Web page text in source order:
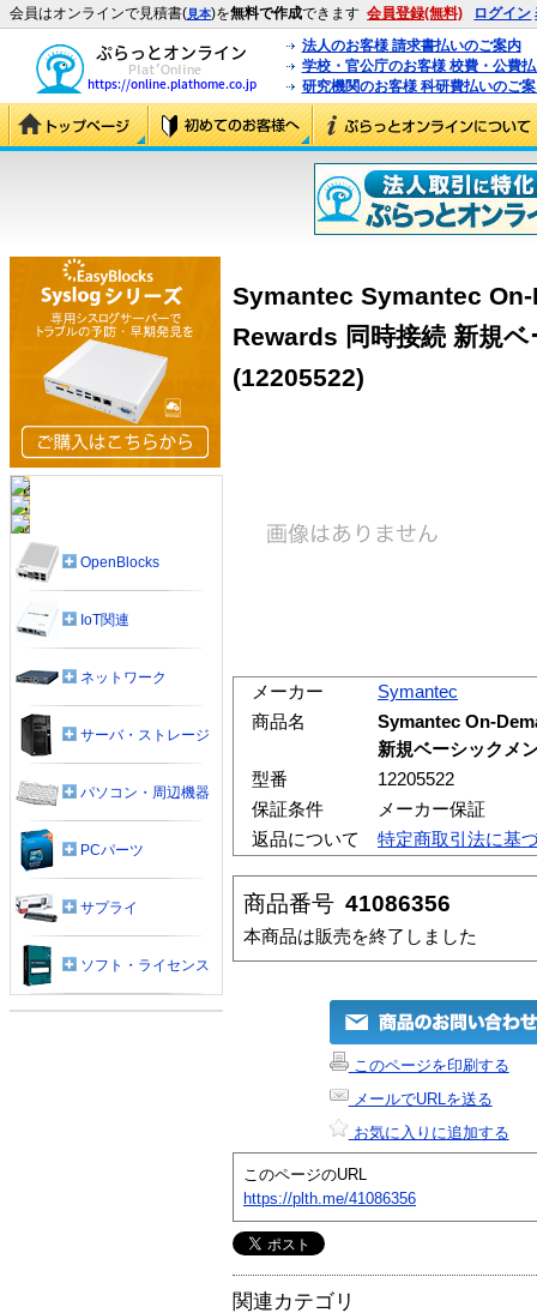
会員はオンラインで見積書(見本)を無料で作成できます 会員登録(無料) ログイン
法人のお客様 請求書払いのご案内
学校・官公庁のお客様 校費・公費
研究機関のお客様 科研費払いのご
Symantec Symantec
Rewards 同時接続 新規
(12205522)
メーカー
Symantec
商品名
Symantec On-
新規ベーシックメ
型番
12205522
保証条件
メーカー保証
返品について
特定商取引法に基
商品番号 41086356
本商品は販売を終了しました
このページを印刷する
メールでURLを送る
お気に入りに追加する
このページのURL
https://plth.me/41086356
関連カテゴリ
OpenBlocks
IoT関連
ネットワーク
サーバ・ストレージ
パソコン・周辺機器
PCパーツ
サプライ
ソフト・ライセンス